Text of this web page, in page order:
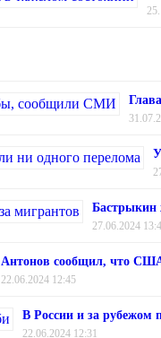
Бастрыкин
27.06.2024
Антонов сообщил, что
22.06.2024 12:45
В России и за
22.06.2024 12:31